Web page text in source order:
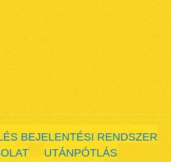
BEJELENTÉSI RENDSZER
UTÁNPÓTLÁS